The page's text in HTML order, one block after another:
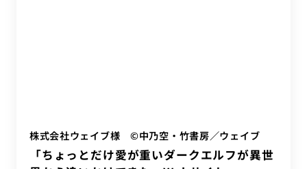
株式会社ウェイブ様 ©中乃空・竹書房／ウェイブ
「ちょっとだけ愛が重いダークエルフが異世